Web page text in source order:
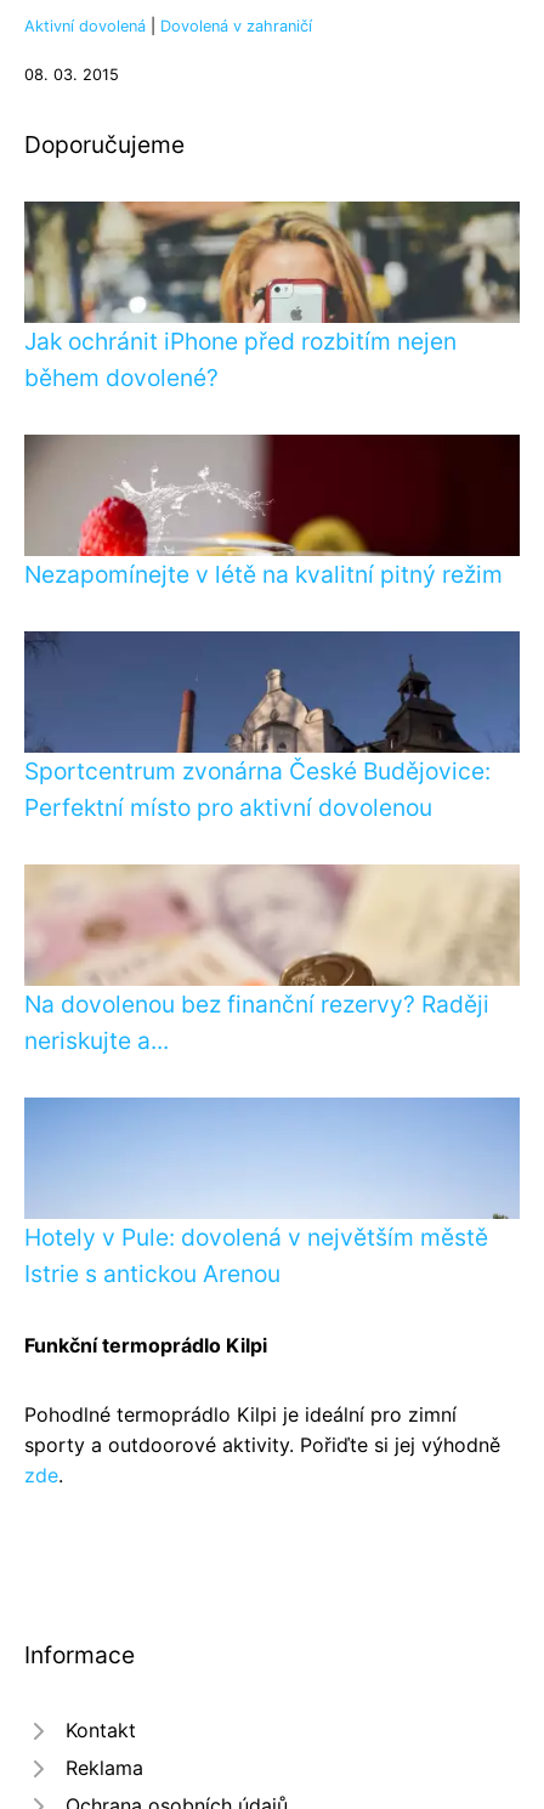
Aktivní dovolená Dovolená v zahraničí
08. 03. 2015
Doporučujeme
Jak ochránit iPhone před rozbitím nejen
během dovolené?
Nezapomínejte v létě na kvalitní pitný režim
Sportcentrum zvonárna České Budějovice:
Perfektní místo pro aktivní dovolenou
Na dovolenou bez finanční rezervy? Raději
neriskujte a...
Hotely v Pule: dovolená v největším městě
Istrie s antickou Arenou
Funkční termoprádlo Kilpi
Pohodlné termoprádlo Kilpi je ideální pro zimní
sporty a outdoorové aktivity. Pořiďte si jej výhodně
zde.
Informace
Kontakt
Reklama